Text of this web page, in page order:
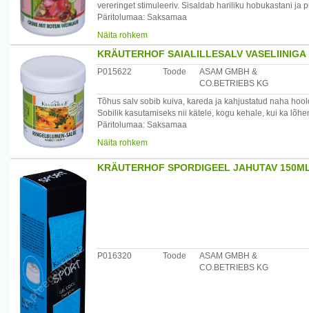
vereringet stimuleeriv. Sisaldab hariliku hobukastani ja
Päritolumaa: Saksamaa
Näita rohkem
KRÄUTERHOF SAIALILLESALV VASELIINIGA
P015622 Toode
ASAM GMBH &
CO.BETRIEBS KG
Tõhus salv sobib kuiva, kareda ja kahjustatud naha
Sobilik kasutamiseks nii kätele, kogu kehale, kui ka
Päritolumaa: Saksamaa
Näita rohkem
KRÄUTERHOF SPORDIGEEL JAHUTAV
P016320 Toode
ASAM GMBH &
CO.BETRIEBS KG